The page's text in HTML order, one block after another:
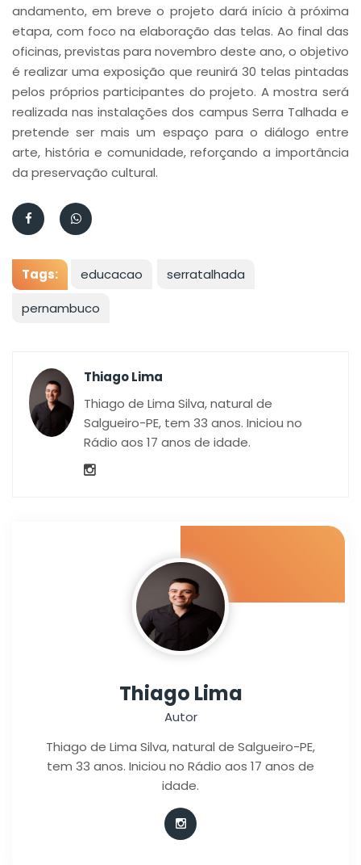
andamento, em breve o projeto dará início à próxima
etapa, com foco na elaboração das telas. Ao final das
oficinas, previstas para novembro deste ano, o objetivo
é realizar uma exposição que reunirá 30 telas pintadas
pelos próprios participantes do projeto. A mostra será
realizada nas instalações dos campus Serra Talhada e
pretende ser mais um espaço para o diálogo entre
arte, história e comunidade, reforçando a importância
da preservação cultural.
Tags: educacao
serratalhada
pernambuco
Thiago Lima
Thiago de Lima Silva, natural de
Salgueiro-PE, tem 33 anos. Iniciou no
Rádio aos 17 anos de idade.
Thiago Lima
Autor
Thiago de Lima Silva, natural de Salgueiro-PE,
tem 33 anos. Iniciou no Rádio aos 17 anos de
idade.